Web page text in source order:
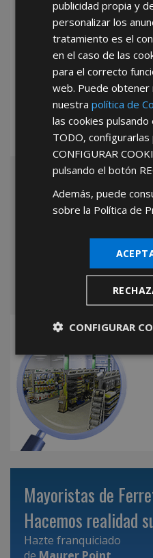
*Abstenerse particulares, sólo
Mayoristas de
Hacemos realidad
Hazte franquiciado
publicidad propia y
personalizar los
tratamiento es el
en el caso de las
para el correcto
web. Puede obtener
nuestrapolítica de
las cookies
TODO,
CONFIGURAR
pulsando el botón
Además, puede
sobre la Política de
CONFIGURAR